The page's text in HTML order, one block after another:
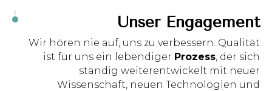
Unser Engagement
Wir hören nie auf, uns zu verbessern. Qualität
ist für uns ein lebendiger Prozess, der sich
ständig weiterentwickelt mit neuer
Wissenschaft, neuen Technologien und